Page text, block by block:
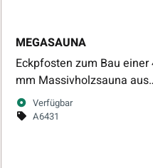
MEGASAUNA
Eckpfosten zum Bau einer
mm Massivholzsauna aus
Thermo-Kiefer
Verfügbar
A6431